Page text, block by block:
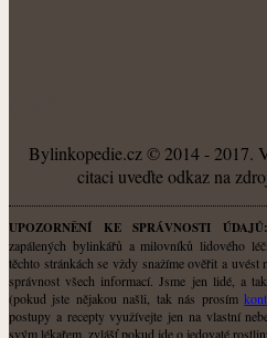
Bylinkopedie.cz © 2014 - 2017.
citaci uveďte odkaz na
UPOZORNĚNÍ KE SPRÁVNOSTI ÚDAJŮ:
zapálených bylinkářů a milovníků lidového
těchto stránkách se vždy snažíme ověřit a
správnost všech informací. Jsme jen lidé, a
(pokud jste nějakou našli, tak nás prosím
postupy a recepty využívejte jen na vlastní
svým lékařem, zvlášť pokud jde o jedovaté